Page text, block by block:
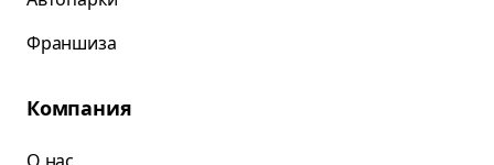
Франшиза
Компания